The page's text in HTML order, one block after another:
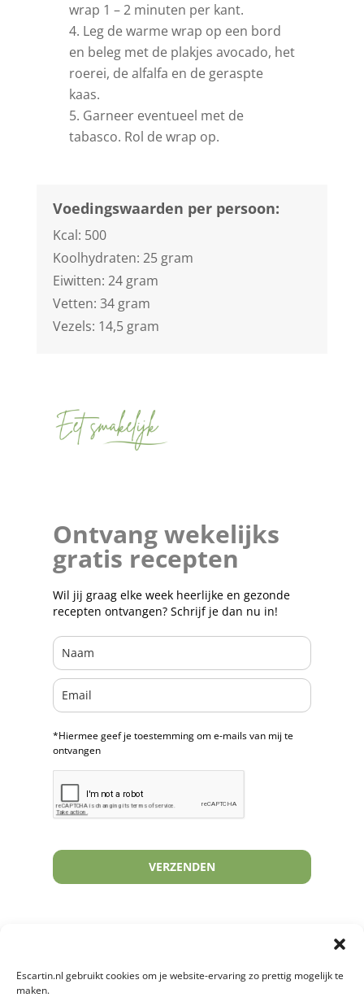
Escartin.nl gebruikt cookies om je website-ervaring zo prettig mogelijk te
maken.
wrap 1 – 2 minuten per kant.
Leg de warme wrap op een bord
en beleg met de plakjes avocado, het
roerei, de alfalfa en de geraspte
kaas.
Garneer eventueel met de
tabasco. Rol de wrap op.
Voedingswaarden per persoon:
Kcal: 500
Koolhydraten: 25 gram
Eiwitten: 24 gram
Vetten: 34 gram
Vezels: 14,5 gram
Ontvang wekelijks
gratis recepten
Wil jij graag elke week heerlijke en gezonde
recepten ontvangen? Schrijf je dan nu in!
*Hiermee geef je toestemming om e-mails van mij te
ontvangen
VERZENDEN